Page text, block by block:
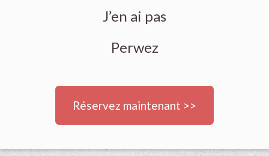
J’en ai pas
Perwez
Réservez maintenant >>